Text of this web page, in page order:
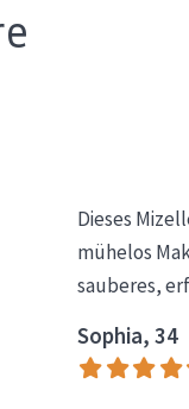
Dieses
mühelos
sauberes,
Sophia, 34